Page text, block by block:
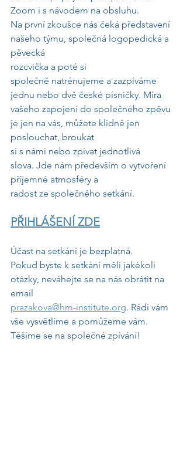
Zoom i s návodem na obsluhu.
Na první zkoušce nás čeká představení
našeho týmu, společná logopedická a
pěvecká
rozcvička a poté si
společně natrénujeme a zazpíváme
jednu nebo dvě české písničky. Míra
vašeho zapojení do společného zpěvu
je jen na vás, můžete klidně jen
poslouchat, broukat
si s námi nebo zpívat jednotlivá
slova. Jde nám především o vytvoření
příjemné atmosféry a
radost ze společného setkání.
PŘIHLÁŠENÍ ZDE
Účast na setkání je bezplatná.
Pokud byste k setkání měli jakékoli
otázky, neváhejte se na nás obrátit na
email
prazakova@hm-institute.org. Rádi vám
vše vysvětlíme a pomůžeme vám.
Těšíme se na společné zpívání!